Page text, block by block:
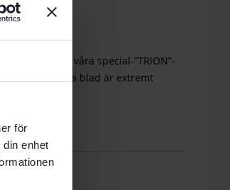
för
enhet
vi våra special-”TRION”-
Dessa blad är extremt